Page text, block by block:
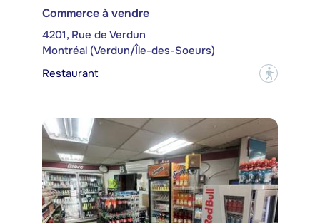
Commerce à vendre
4201, Rue de Verdun
Montréal (Verdun/Île-des-Soeurs)
Restaurant
?